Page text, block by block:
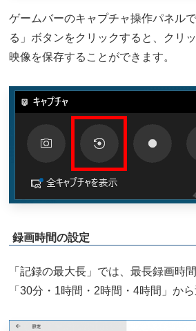
ゲームバーのキャプチャ操作パネル
る」ボタンをクリックすると、クリ
映像を保存することができます。
録画時間の設定
「記録の最大長」では、最長録画時
「30分・1時間・2時間・4時間」から